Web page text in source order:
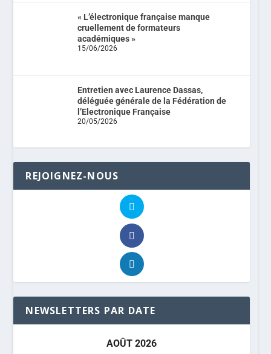
« L’électronique française manque
cruellement de formateurs
académiques »
15/06/2026
Entretien avec Laurence Dassas,
déléguée générale de la Fédération de
l’Electronique Française
20/05/2026
REJOIGNEZ-NOUS
NEWSLETTERS PAR DATE
AOÛT 2026